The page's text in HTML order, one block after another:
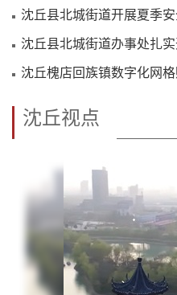
沈丘县北城街道开展夏季
沈丘县北城街道办事处扎
沈丘槐店回族镇数字化网
沈丘视点